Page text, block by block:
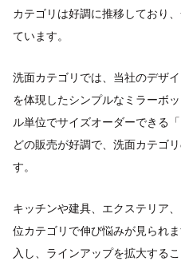
カテゴリは好調に推移しており
ています。
洗面カテゴリでは、当社のデザ
を体現したシンプルなミラーボ
ル単位でサイズオーダーできる
どの販売が好調で、洗面カテゴ
す。
キッチンや建具、エクステリア
位カテゴリで伸び悩みが見られ
入し、ラインアップを拡大する